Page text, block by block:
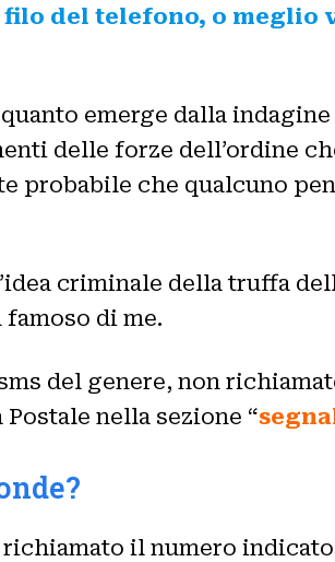
del telefono, o meglio
emerge dalla
delle forze dell’ordine
probabile che qualcuno
criminale della truffa
di me.
del genere, non
nella sezione “
richiamato il numero